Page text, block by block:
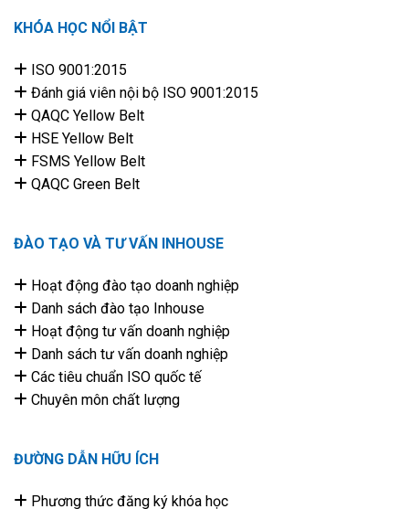
KHÓA HỌC NỔI BẬT
ISO 9001:2015
Đánh giá viên nội bộ ISO 9001:2015
QAQC Yellow Belt
HSE Yellow Belt
FSMS Yellow Belt
QAQC Green Belt
ĐÀO TẠO VÀ TƯ VẤN INHOUSE
Hoạt động đào tạo doanh nghiệp
Danh sách đào tạo Inhouse
Hoạt động tư vấn doanh nghiệp
Danh sách tư vấn doanh nghiệp
Các tiêu chuẩn ISO quốc tế
Chuyên môn chất lượng
ĐƯỜNG DẪN HỮU ÍCH
Phương thức đăng ký khóa học